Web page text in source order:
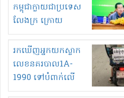
កម្ពុជាក្លាយជាប្រទេស
លែងក្រ ក្រោយ
ឆ្នាំ២០៣០
រកឃើញអ្នកយកស្លាក
លេខនគរបាល1A-
1990 ទៅបំពាក់លើ
ម៉ូតូរបស់ខ្លួន ដាកផ្លាក